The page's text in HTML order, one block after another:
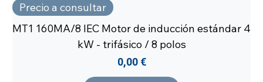
Precio a consultar
MT1 160MA/8 IEC Motor de inducción estándar 4
kW - trifásico / 8 polos
Precio
0,00 €